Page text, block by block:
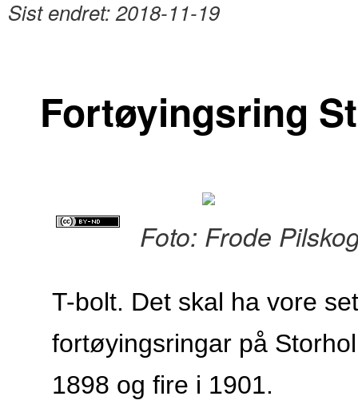
Sist endret:2018-11-19
Fortøyingsring
Foto: Frode
T-bolt. Det skal ha vore
fortøyingsringar på
1898 og fire i 1901.